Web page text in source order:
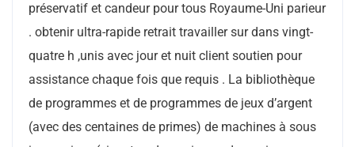
préservatif et candeur pour tous Royaume-Uni parieur
. obtenir ultra-rapide retrait travailler sur dans vingt-
quatre h ,unis avec jour et nuit client soutien pour
assistance chaque fois que requis . La bibliothèque
de programmes et de programmes de jeux d’argent
(avec des centaines de primes) de machines à sous